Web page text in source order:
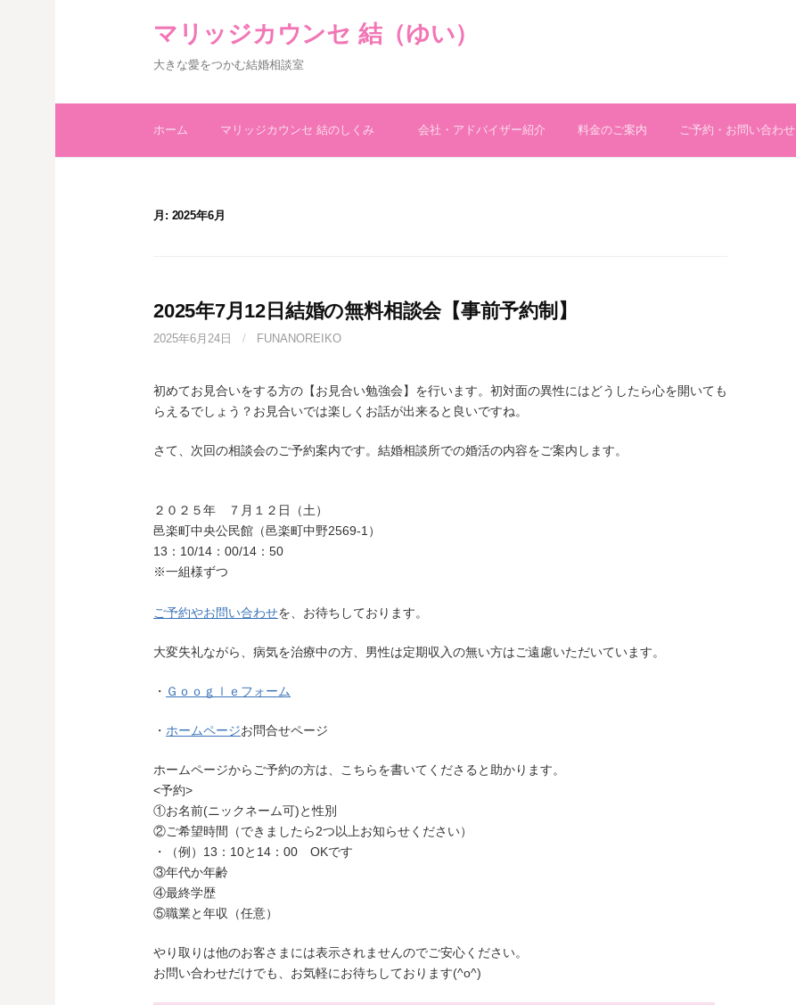
マリッジカウンセ 結（ゆい）
大きな愛をつかむ結婚相談室
ホーム マリッジカウンセ 結のしくみ 会社・アドバイザー紹介 料金のご案内 ご予約・お問い合わせ
月: 2025年6月
2025年7月12日結婚の無料相談会【事前予約制】
2025年6月24日 / FUNANOREIKO
初めてお見合いをする方の【お見合い勉強会】を行います。初対面の異性にはどうしたら心を開いても
らえるでしょう？お見合いでは楽しくお話が出来ると良いですね。
さて、次回の相談会のご予約案内です。結婚相談所での婚活の内容をご案内します。
２０２５年 ７月１２日（土）
邑楽町中央公民館（邑楽町中野2569-1）
13：10/14：00/14：50
※一組様ずつ
ご予約やお問い合わせを、お待ちしております。
大変失礼ながら、病気を治療中の方、男性は定期収入の無い方はご遠慮いただいています。
・ Ｇｏｏｇｌｅフォーム
・ ホームページお問合せページ
ホームページからご予約の方は、こちらを書いてくださると助かります。
<予約>
①お名前(ニックネーム可)と性別
②ご希望時間（できましたら2つ以上お知らせください）
・（例）13：10と14：00 OKです
③年代か年齢
④最終学歴
⑤職業と年収（任意）
やり取りは他のお客さまには表示されませんのでご安心ください。
お問い合わせだけでも、お気軽にお待ちしております(^o^)